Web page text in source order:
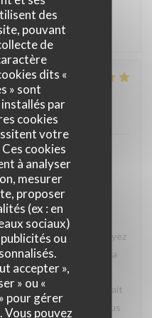
des
pouvant
de
dits «
» sont
par
cookies
votre
cookies
à analyser
mesurer
proposer
(ex : en
sociaux)
ou
accepter »,
» ou «
pour gérer
Vous pouvez
: /5 Qualité / Prix
: 5/5 Qualité / Prix
et plats excellents !
distingué.
à cet avis
pris le temps de
ravis que vous ayez
cœur de Paris, ainsi que la
du
de notre équipe nous fait
avoir le plaisir de vous